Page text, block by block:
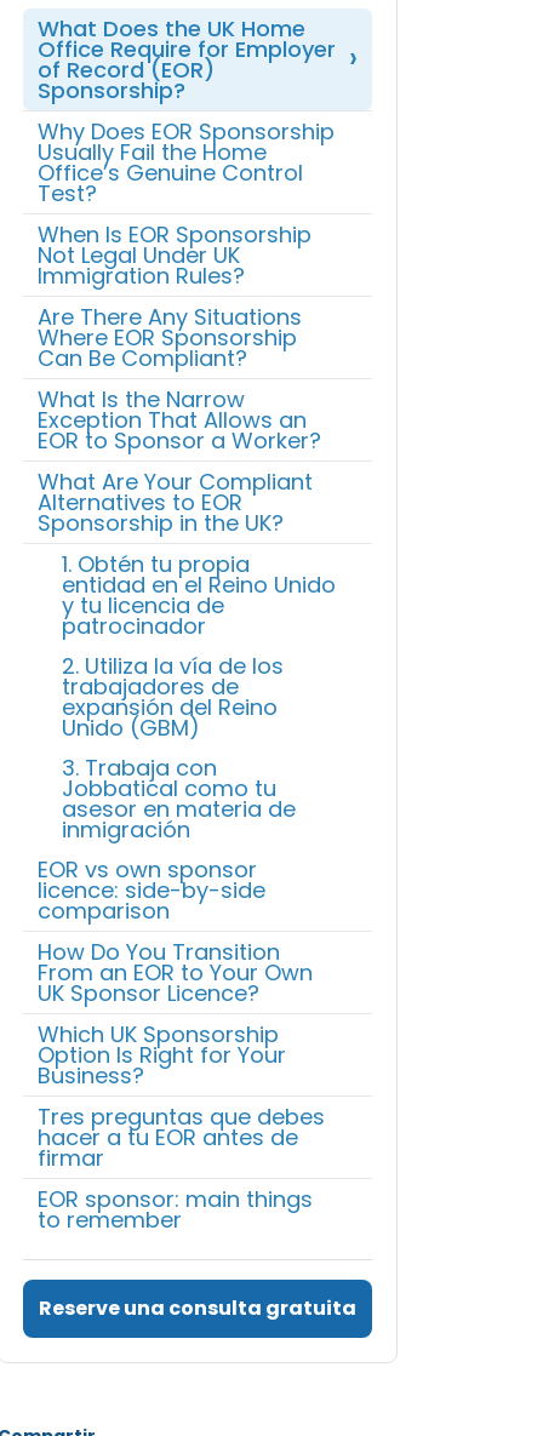
What Does the UK Home
Office Require for Employer
of Record (EOR)
Sponsorship?
Why Does EOR Sponsorship
Usually Fail the Home
Office’s Genuine Control
Test?
When Is EOR Sponsorship
Not Legal Under UK
Immigration Rules?
Are There Any Situations
Where EOR Sponsorship
Can Be Compliant?
What Is the Narrow
Exception That Allows an
EOR to Sponsor a Worker?
What Are Your Compliant
Alternatives to EOR
Sponsorship in the UK?
1. Obtén tu propia
entidad en el Reino Unido
y tu licencia de
patrocinador
2. Utiliza la vía de los
trabajadores de
expansión del Reino
Unido (GBM)
3. Trabaja con
Jobbatical como tu
asesor en materia de
inmigración
EOR vs own sponsor
licence: side-by-side
comparison
How Do You Transition
From an EOR to Your Own
UK Sponsor Licence?
Which UK Sponsorship
Option Is Right for Your
Business?
Tres preguntas que debes
hacer a tu EOR antes de
firmar
EOR sponsor: main things
to remember
Reserve una consulta gratuita